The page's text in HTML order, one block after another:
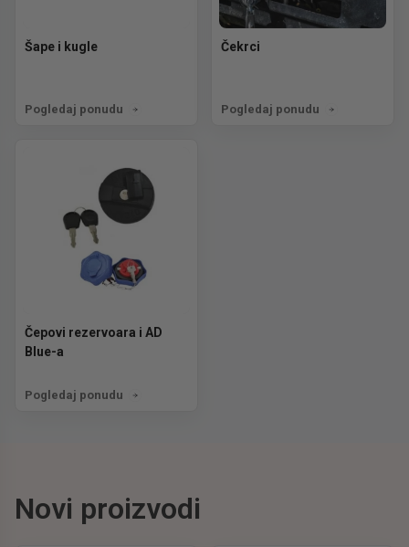
Šape i kugle
Pogledaj ponudu
Čekrci
Pogledaj ponudu
Čepovi rezervoara i AD
Blue-a
Pogledaj ponudu
Novi proizvodi